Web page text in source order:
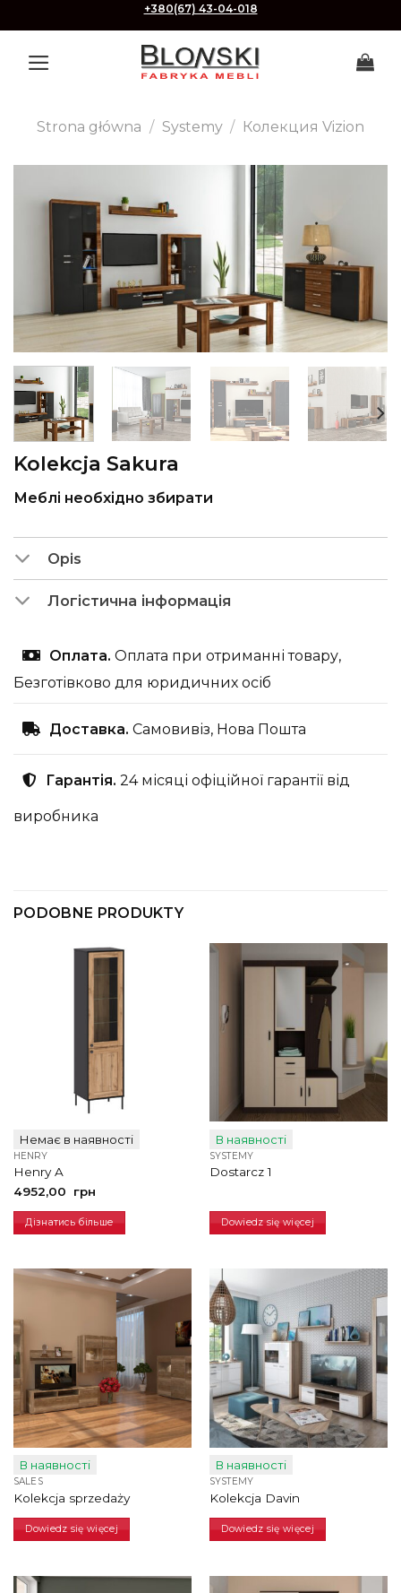
to
content
+380(67) 43-04-018
Strona główna / Systemy / Колекция Vizion
Kolekcja Sakura
Меблі необхідно збирати
Opis
Логістична інформація
Оплата. Оплата при отриманні товару,
Безготівково для юридичних осіб
Доставка. Самовивіз, Нова Пошта
Гарантія. 24 місяці офіційної гарантії від
виробника
PODOBNE PRODUKTY
Немає в наявності
HENRY
Henry A
4952,00
грн
Дізнатись більше
В наявності
SYSTEMY
Dostarcz 1
Dowiedz się więcej
В наявності
SALES
Kolekcja sprzedaży
Dowiedz się więcej
В наявності
SYSTEMY
Kolekcja Davin
Dowiedz się więcej